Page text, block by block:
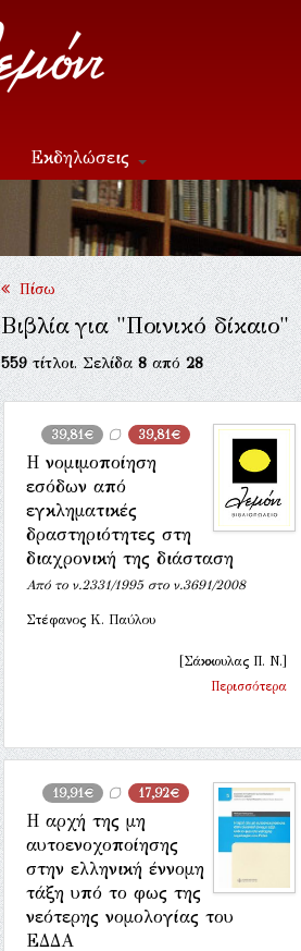
Εκδηλώσεις
Πίσω
Βιβλία για "Ποινικό δίκαιο"
559τίτλοι. Σελίδα8από28
39,81€ 39,81€
Η νομιμοποίηση
εσόδων από
εγκληματικές
δραστηριότητες στη
διαχρονική της διάσταση
Από το ν.2331/1995 στο ν.3691/2008
Στέφανος Κ. Παύλου
[Σάκκουλας Π. Ν.]
Περισσότερα
19,91€ 17,92€
Η αρχή της μη
αυτοενοχοποίησης
στην ελληνική έννομη
τάξη υπό το φως της
νεότερης νομολογίας του
ΕΔΔΑ